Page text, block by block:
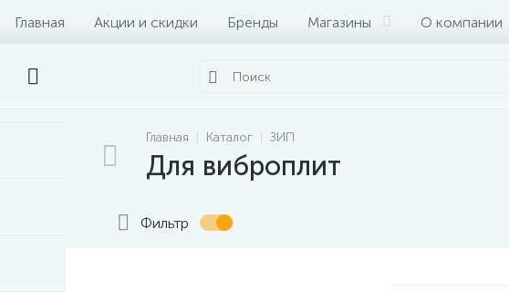
Главная Акции и скидки Бренды Магазины О компании
Главная Каталог ЗИП
Для виброплит
Фильтр